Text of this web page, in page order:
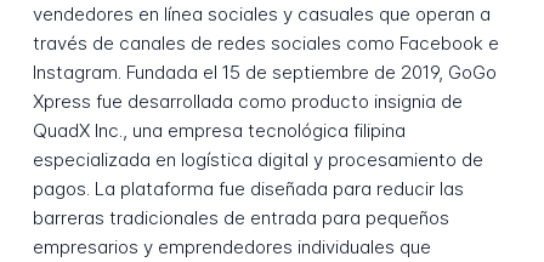
vendedores en línea sociales y casuales que operan a
través de canales de redes sociales como Facebook e
Instagram. Fundada el 15 de septiembre de 2019, GoGo
Xpress fue desarrollada como producto insignia de
QuadX Inc., una empresa tecnológica filipina
especializada en logística digital y procesamiento de
pagos. La plataforma fue diseñada para reducir las
barreras tradicionales de entrada para pequeños
empresarios y emprendedores individuales que